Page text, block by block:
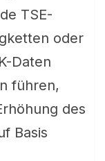
TSE-
oder
Daten
führen,
des
Basis